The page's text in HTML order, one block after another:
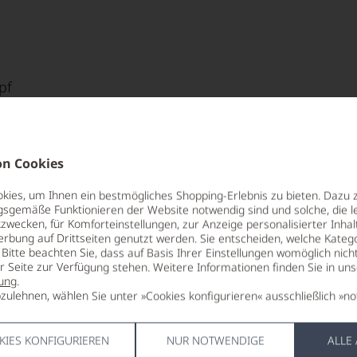
Cookies
um Ihnen ein bestmögliches Shopping-Erlebnis zu bieten. Dazu
Funktionieren der Website notwendig sind und solche, die
für Komforteinstellungen, zur Anzeige personalisierter
auf Drittseiten genutzt werden. Sie entscheiden, welche
beachten Sie, dass auf Basis Ihrer Einstellungen womöglich
Seite zur Verfügung stehen. Weitere Informationen finden Sie in
.
wählen Sie unter »Cookies konfigurieren« ausschließlich
KONFIGURIEREN NUR NOTWENDIGE ALLE
die Weine der Domaine de
Punkte
TRINKTEMPERATUR
10 °C
12,5 % Vol.
enthält